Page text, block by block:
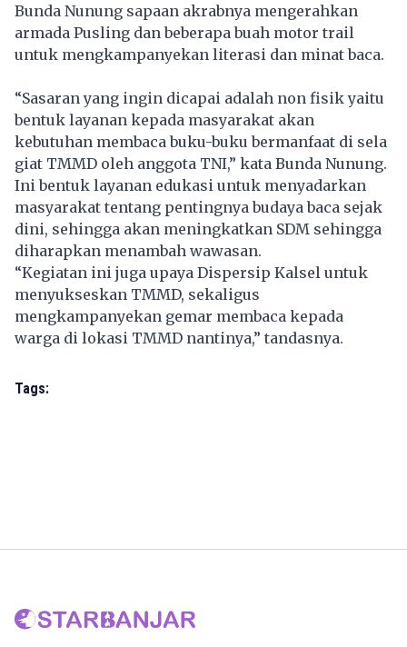
Bunda Nunung sapaan akrabnya mengerahkan
armada Pusling dan beberapa buah motor trail
untuk mengkampanyekan literasi dan minat baca.
“Sasaran yang ingin dicapai adalah non fisik yaitu
bentuk layanan kepada masyarakat akan
kebutuhan membaca buku-buku bermanfaat di sela
giat TMMD oleh anggota TNI,” kata Bunda Nunung.
Ini bentuk layanan edukasi untuk menyadarkan
masyarakat tentang pentingnya budaya baca sejak
dini, sehingga akan meningkatkan SDM sehingga
diharapkan menambah wawasan.
“Kegiatan ini juga upaya Dispersip Kalsel untuk
menyukseskan TMMD, sekaligus
mengkampanyekan gemar membaca kepada
warga di lokasi TMMD nantinya,” tandasnya.
Tags: